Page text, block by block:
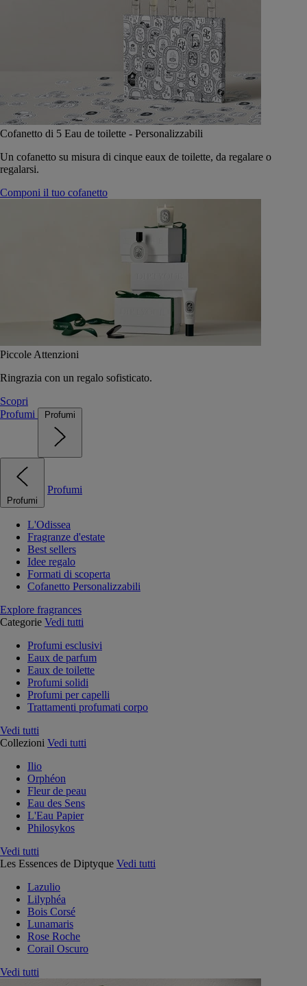
Cofanetto di 5 Eau de toilette - Personalizzabili
Un cofanetto su misura di cinque eaux de toilette, da regalare o
regalarsi.
Componi il tuo cofanetto
Piccole Attenzioni
Ringrazia con un regalo sofisticato.
Scopri
Profumi
Profumi
Profumi
Profumi
L'Odissea
Fragranze d'estate
Best sellers
Idee regalo
Formati di scoperta
Cofanetto Personalizzabili
Explore fragrances
Categorie Vedi tutti
Profumi esclusivi
Eaux de parfum
Eaux de toilette
Profumi solidi
Profumi per capelli
Trattamenti profumati corpo
Vedi tutti
Collezioni Vedi tutti
Ilio
Orphéon
Fleur de peau
Eau des Sens
L'Eau Papier
Philosykos
Vedi tutti
Les Essences de Diptyque Vedi tutti
Lazulio
Lilyphéa
Bois Corsé
Lunamaris
Rose Roche
Corail Oscuro
Vedi tutti